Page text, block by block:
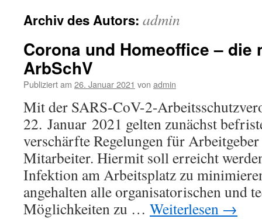
Inhalt
Archiv des Autors: admin
Corona und Homeoffice – die
ArbSchV
Publiziert am 26. Januar 2021 von admin
Mit der SARS-CoV-2-
22. Januar 2021 gelten zunächst
verschärfte Regelungen für
Mitarbeiter. Hiermit soll erreicht
Infektion am Arbeitsplatz zu
angehalten alle organisatorischen und
Möglichkeiten zu … Weiterlesen →